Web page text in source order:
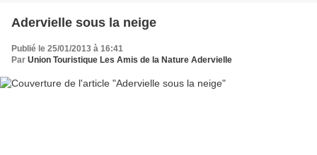
Adervielle sous la neige
Publié le 25/01/2013 à 16:41
Par Union Touristique Les Amis de la Nature Adervielle